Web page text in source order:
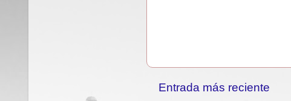
Entrada más reciente